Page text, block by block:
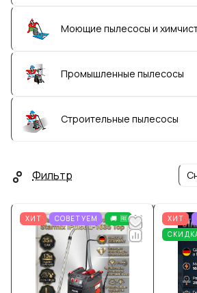
Моющие пылесосы и
Промышленные пылесосы
Строительные пылесосы
Фильтр
ХИТ СОВЕТУЕМ 🚚 🆓 ХИТ